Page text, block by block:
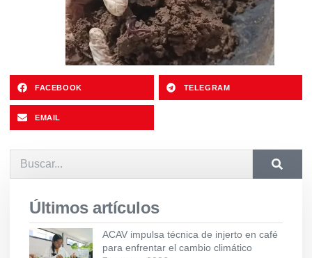
FACEBOOK TELEGRAM
EMAIL
Últimos artículos
ACAV impulsa técnica de injerto en café
para enfrentar el cambio climático